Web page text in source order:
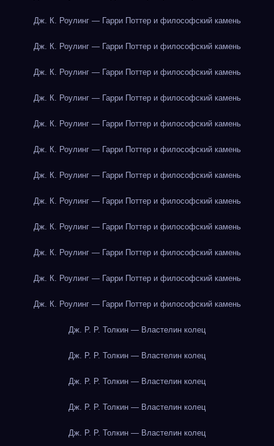
Дж. К. Роулинг — Гарри Поттер и философский камень
Дж. К. Роулинг — Гарри Поттер и философский камень
Дж. К. Роулинг — Гарри Поттер и философский камень
Дж. К. Роулинг — Гарри Поттер и философский камень
Дж. К. Роулинг — Гарри Поттер и философский камень
Дж. К. Роулинг — Гарри Поттер и философский камень
Дж. К. Роулинг — Гарри Поттер и философский камень
Дж. К. Роулинг — Гарри Поттер и философский камень
Дж. К. Роулинг — Гарри Поттер и философский камень
Дж. К. Роулинг — Гарри Поттер и философский камень
Дж. К. Роулинг — Гарри Поттер и философский камень
Дж. К. Роулинг — Гарри Поттер и философский камень
Дж. Р. Р. Толкин — Властелин колец
Дж. Р. Р. Толкин — Властелин колец
Дж. Р. Р. Толкин — Властелин колец
Дж. Р. Р. Толкин — Властелин колец
Дж. Р. Р. Толкин — Властелин колец